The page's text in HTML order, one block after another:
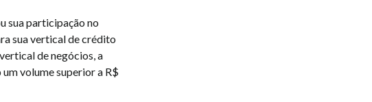
sua participação no
sua vertical de crédito
de negócios, a
volume superior a R$